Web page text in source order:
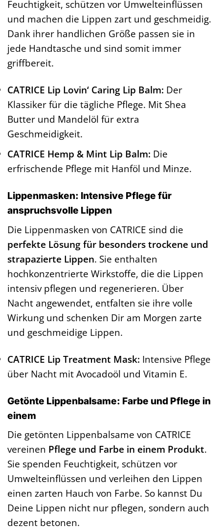
Feuchtigkeit, schützen vor Umwelteinflüssen
und machen die Lippen zart und geschmeidig.
Dank ihrer handlichen Größe passen sie in
jede Handtasche und sind somit immer
griffbereit.
CATRICE Lip Lovin‘ Caring Lip Balm: Der
Klassiker für die tägliche Pflege. Mit Shea
Butter und Mandelöl für extra
Geschmeidigkeit.
CATRICE Hemp & Mint Lip Balm: Die
erfrischende Pflege mit Hanföl und Minze.
Lippenmasken: Intensive Pflege für
anspruchsvolle Lippen
Die Lippenmasken von CATRICE sind die
perfekte Lösung für besonders trockene und
strapazierte Lippen. Sie enthalten
hochkonzentrierte Wirkstoffe, die die Lippen
intensiv pflegen und regenerieren. Über
Nacht angewendet, entfalten sie ihre volle
Wirkung und schenken Dir am Morgen zarte
und geschmeidige Lippen.
CATRICE Lip Treatment Mask: Intensive Pflege
über Nacht mit Avocadoöl und Vitamin E.
Getönte Lippenbalsame: Farbe und Pflege in
einem
Die getönten Lippenbalsame von CATRICE
vereinen Pflege und Farbe in einem Produkt.
Sie spenden Feuchtigkeit, schützen vor
Umwelteinflüssen und verleihen den Lippen
einen zarten Hauch von Farbe. So kannst Du
Deine Lippen nicht nur pflegen, sondern auch
dezent betonen.